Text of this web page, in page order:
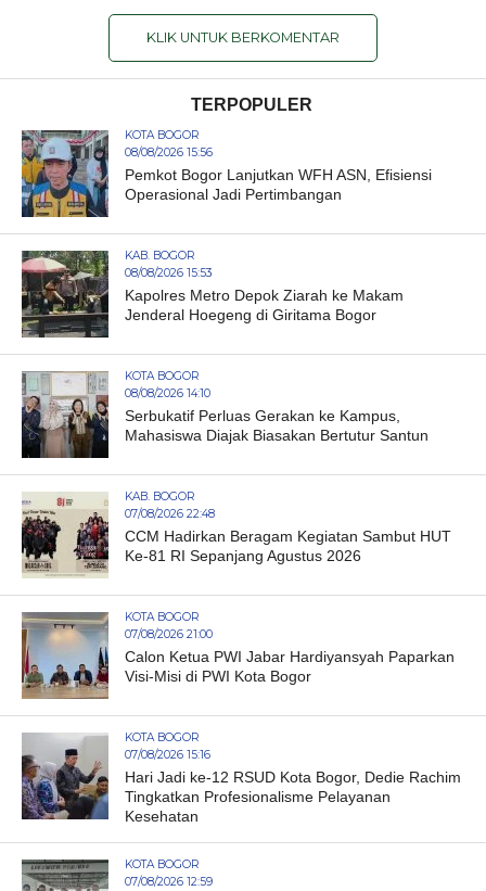
KLIK UNTUK BERKOMENTAR
TERPOPULER
KOTA BOGOR
08/08/2026 15:56
Pemkot Bogor Lanjutkan WFH ASN, Efisiensi
Operasional Jadi Pertimbangan
KAB. BOGOR
08/08/2026 15:53
Kapolres Metro Depok Ziarah ke Makam
Jenderal Hoegeng di Giritama Bogor
KOTA BOGOR
08/08/2026 14:10
Serbukatif Perluas Gerakan ke Kampus,
Mahasiswa Diajak Biasakan Bertutur Santun
KAB. BOGOR
07/08/2026 22:48
CCM Hadirkan Beragam Kegiatan Sambut HUT
Ke-81 RI Sepanjang Agustus 2026
KOTA BOGOR
07/08/2026 21:00
Calon Ketua PWI Jabar Hardiyansyah Paparkan
Visi-Misi di PWI Kota Bogor
KOTA BOGOR
07/08/2026 15:16
Hari Jadi ke-12 RSUD Kota Bogor, Dedie Rachim
Tingkatkan Profesionalisme Pelayanan
Kesehatan
KOTA BOGOR
07/08/2026 12:59